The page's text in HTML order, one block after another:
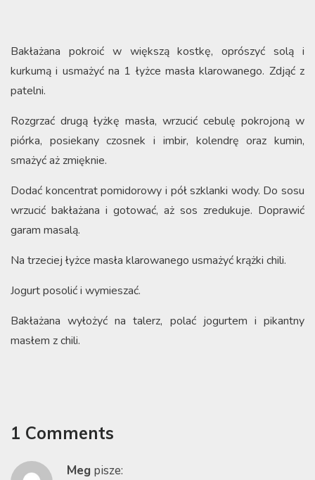
Bakłażana pokroić w większą kostkę, oprószyć solą i
kurkumą i usmażyć na 1 łyżce masła klarowanego. Zdjąć z
patelni.
Rozgrzać drugą łyżkę masła, wrzucić cebulę pokrojoną w
piórka, posiekany czosnek i imbir, kolendrę oraz kumin,
smażyć aż zmięknie.
Dodać koncentrat pomidorowy i pół szklanki wody. Do sosu
wrzucić bakłażana i gotować, aż sos zredukuje. Doprawić
garam masalą.
Na trzeciej łyżce masła klarowanego usmażyć krążki chili.
Jogurt posolić i wymieszać.
Bakłażana wyłożyć na talerz, polać jogurtem i pikantny
masłem z chili.
1 Comments
Meg pisze: